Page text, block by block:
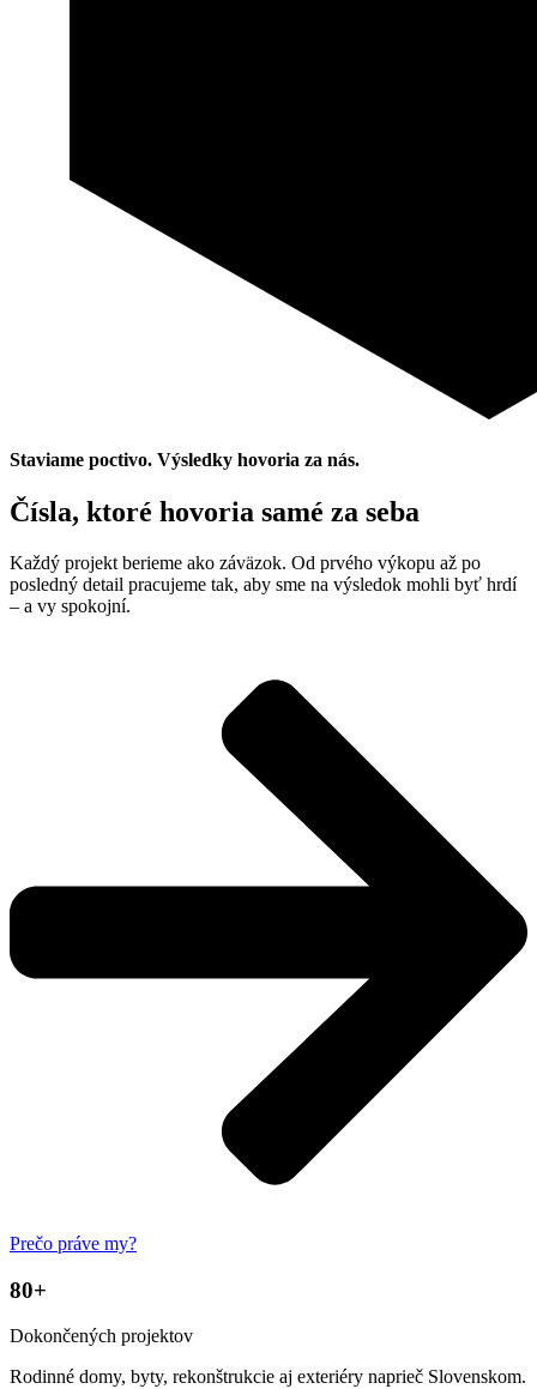
Staviame poctivo. Výsledky hovoria za nás.
Čísla, ktoré hovoria samé za seba
Každý projekt berieme ako záväzok. Od prvého výkopu až po
posledný detail pracujeme tak, aby sme na výsledok mohli byť hrdí
– a vy spokojní.
Prečo práve my?
80+
Dokončených projektov
Rodinné domy, byty, rekonštrukcie aj exteriéry naprieč Slovenskom.